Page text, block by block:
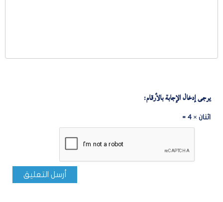
يرجى إدخال الإجابة بالأرقام:
اثنان × 4 =
أرسل التعليق